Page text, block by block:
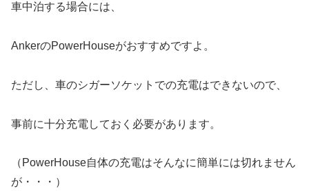
車中泊する場合には、
AnkerのPowerHouseがおすすめですよ。
ただし、車のシガーソケットでの充電はできないので、
事前に十分充電しておく必要があります。
（PowerHouse自体の充電はそんなに簡単には切れません
が・・・）